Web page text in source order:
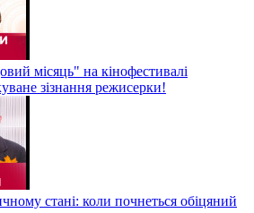
місяць" на кінофестивалі
зізнання режисерки!
стані: коли почнеться обіцяний